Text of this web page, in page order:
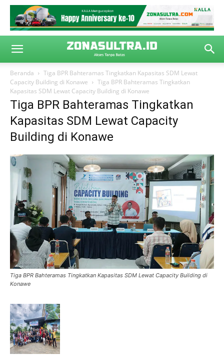
Beranda
Tiga BPR Bahteramas Tingkatkan Kapasitas SDM Lewat
Capacity Building di Konawe
Tiga BPR Bahteramas Tingkatkan
Kapasitas SDM Lewat Capacity Building di Konawe
Tiga BPR Bahteramas Tingkatkan
Kapasitas SDM Lewat Capacity
Building di Konawe
Tiga BPR Bahteramas Tingkatkan Kapasitas SDM Lewat Capacity Building di
Konawe